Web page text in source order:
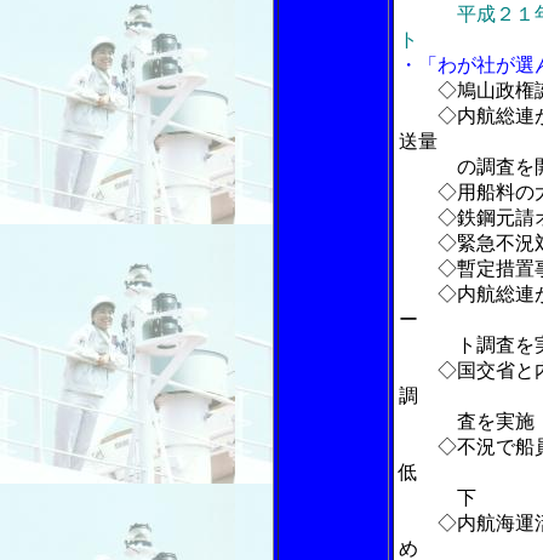
平成２１
ト
・「わが社が
◇鳩山政権
◇内航総連が
送量
の調査を
◇用船料の大
◇鉄鋼元請オ
◇緊急不況対
◇暫定措置事
◇内航総連が
ー
ト調査を
◇国交省と内
調
査を実施
◇不況で船員
低
下
◇内航海運活
め